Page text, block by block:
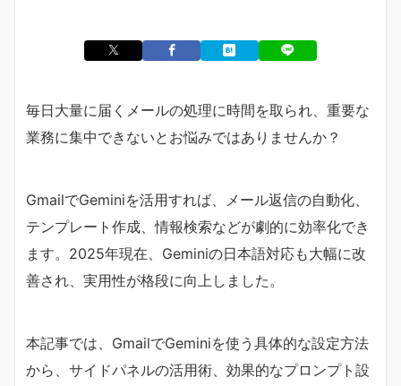
毎日大量に届くメールの処理に時間を取られ、重要な
業務に集中できないとお悩みではありませんか？
GmailでGeminiを活用すれば、メール返信の自動化、
テンプレート作成、情報検索などが劇的に効率化でき
ます。2025年現在、Geminiの日本語対応も大幅に改
善され、実用性が格段に向上しました。
本記事では、GmailでGeminiを使う具体的な設定方法
から、サイドパネルの活用術、効果的なプロンプト設